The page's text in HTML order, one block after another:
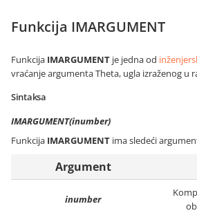
Funkcija IMARGUMENT
Funkcija IMARGUMENT je jedna od
vraćanje argumenta Theta, ugla izraženog u
Sintaksa
IMARGUMENT(inumber)
Funkcija IMARGUMENT ima sledeći
Argument
inumber